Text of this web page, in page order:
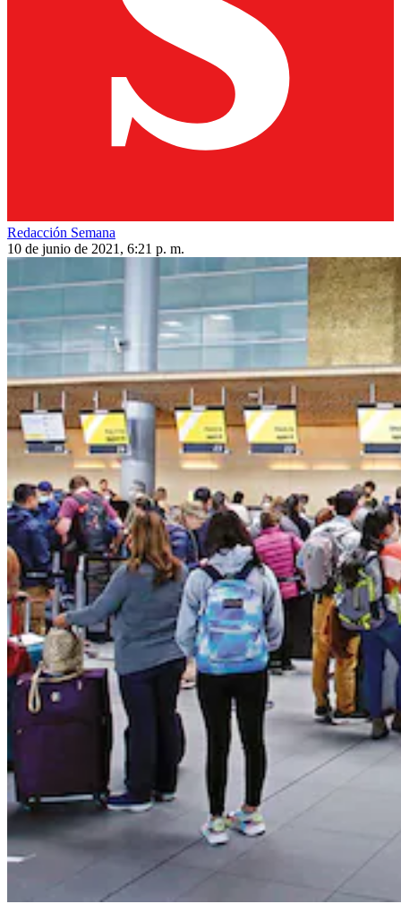
Redacción Semana
10 de junio de 2021, 6:21 p. m.